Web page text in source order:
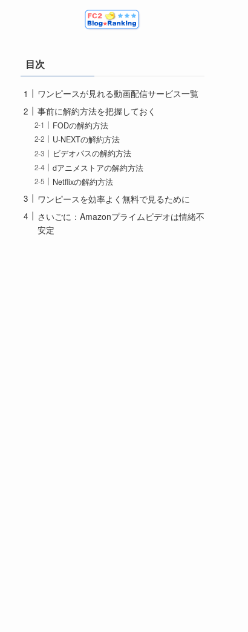
目次
ワンピースが見れる動画配信サービス一覧
事前に解約方法を把握しておく
FODの解約方法
U-NEXTの解約方法
ビデオパスの解約方法
dアニメストアの解約方法
Netflixの解約方法
ワンピースを効率よく無料で見るために
さいごに：Amazonプライムビデオは情緒不
安定